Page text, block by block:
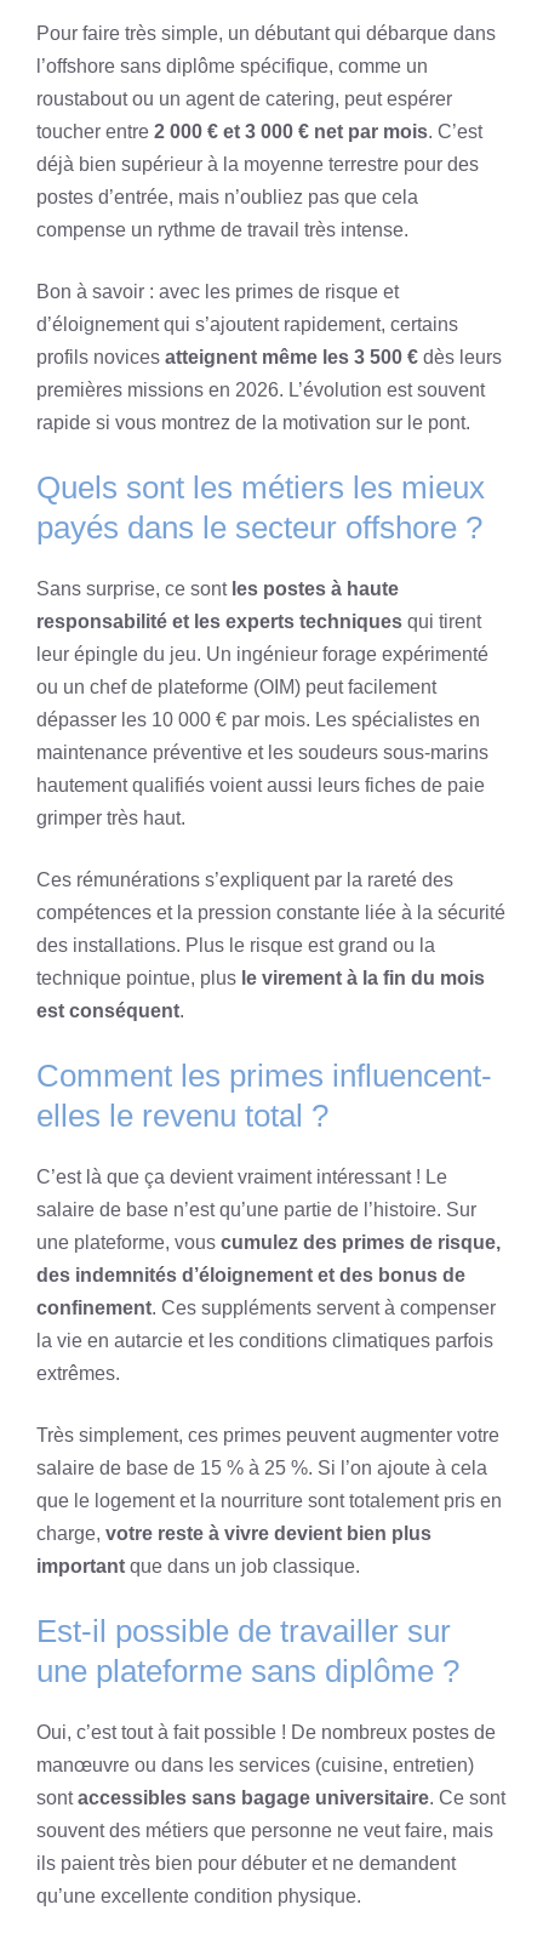
Pour faire très simple, un débutant qui débarque dans
l’offshore sans diplôme spécifique, comme un
roustabout ou un agent de catering, peut espérer
toucher entre 2 000 € et 3 000 € net par mois. C’est
déjà bien supérieur à la moyenne terrestre pour des
postes d’entrée, mais n’oubliez pas que cela
compense un rythme de travail très intense.
Bon à savoir : avec les primes de risque et
d’éloignement qui s’ajoutent rapidement, certains
profils novices atteignent même les 3 500 € dès leurs
premières missions en 2026. L’évolution est souvent
rapide si vous montrez de la motivation sur le pont.
Quels sont les métiers les mieux
payés dans le secteur offshore ?
Sans surprise, ce sont les postes à haute
responsabilité et les experts techniques qui tirent
leur épingle du jeu. Un ingénieur forage expérimenté
ou un chef de plateforme (OIM) peut facilement
dépasser les 10 000 € par mois. Les spécialistes en
maintenance préventive et les soudeurs sous-marins
hautement qualifiés voient aussi leurs fiches de paie
grimper très haut.
Ces rémunérations s’expliquent par la rareté des
compétences et la pression constante liée à la sécurité
des installations. Plus le risque est grand ou la
technique pointue, plus le virement à la fin du mois
est conséquent.
Comment les primes influencent-
elles le revenu total ?
C’est là que ça devient vraiment intéressant ! Le
salaire de base n’est qu’une partie de l’histoire. Sur
une plateforme, vous cumulez des primes de risque,
des indemnités d’éloignement et des bonus de
confinement. Ces suppléments servent à compenser
la vie en autarcie et les conditions climatiques parfois
extrêmes.
Très simplement, ces primes peuvent augmenter votre
salaire de base de 15 % à 25 %. Si l’on ajoute à cela
que le logement et la nourriture sont totalement pris en
charge, votre reste à vivre devient bien plus
important que dans un job classique.
Est-il possible de travailler sur
une plateforme sans diplôme ?
Oui, c’est tout à fait possible ! De nombreux postes de
manœuvre ou dans les services (cuisine, entretien)
sontaccessibles sans bagage universitaire. Ce sont
souvent des métiers que personne ne veut faire, mais
ils paient très bien pour débuter et ne demandent
qu’une excellente condition physique.